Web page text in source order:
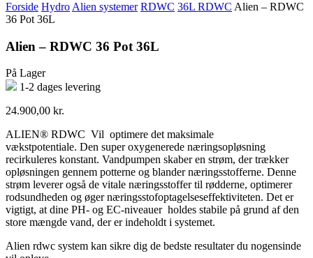
Forside Hydro Alien systemer RDWC 36L RDWC Alien – RDWC
36 Pot 36L
Alien – RDWC 36 Pot 36L
På Lager
1-2 dages levering
24.900,00 kr.
ALIEN® RDWC Vil optimere det maksimale
vækstpotentiale. Den super oxygenerede næringsopløsning
recirkuleres konstant. Vandpumpen skaber en strøm, der trækker
opløsningen gennem potterne og blander næringsstofferne. Denne
strøm leverer også de vitale næringsstoffer til rødderne, optimerer
rodsundheden og øger næringsstofoptagelseseffektiviteten. Det er
vigtigt, at dine PH- og EC-niveauer holdes stabile på grund af den
store mængde vand, der er indeholdt i systemet.
Alien rdwc system kan sikre dig de bedste resultater du nogensinde